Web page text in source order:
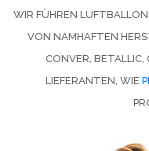
WIR FÜHREN
VON NAMHAFTEN
CONVER,
LIEFERANTEN, WIE